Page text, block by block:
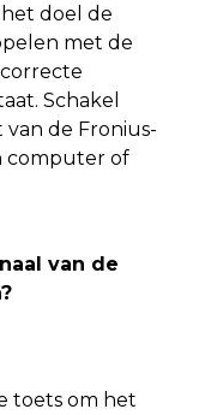
doel de
met de
Schakel
de Fronius-
computer of
van de
toets om het